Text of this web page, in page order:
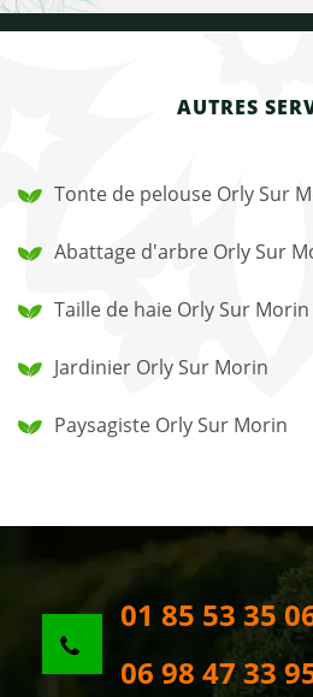
AUTRES
Tonte de pelouse Orly Sur
Abattage d'arbre Orly Sur
Taille de haie Orly Sur Morin
Jardinier Orly Sur Morin
Paysagiste Orly Sur Morin
01 85 53 35
06 98 47 33